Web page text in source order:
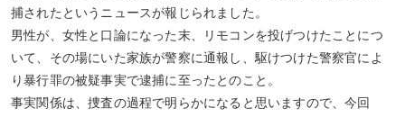
捕されたというニュースが報じられました。
男性が、女性と口論になった末、リモコンを投げつけたことにつ
いて、その場にいた家族が警察に通報し、駆けつけた警察官によ
り暴行罪の被疑事実で逮捕に至ったとのこと。
事実関係は、捜査の過程で明らかになると思いますので、今回